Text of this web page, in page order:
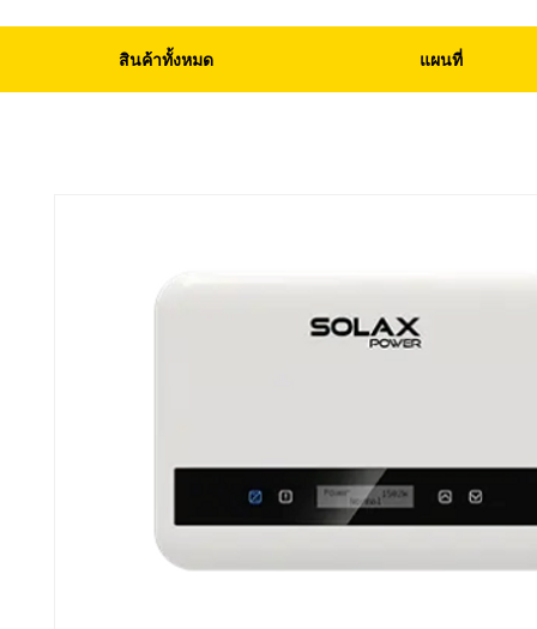
สินค้าทั้งหมด แผนที่